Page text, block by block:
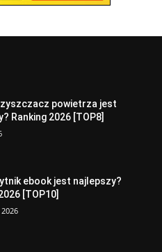
powietrza jest
Ranking 2026 [TOP8]
ebook jest najlepszy?
[TOP10]